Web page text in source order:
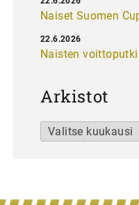
Naiset Suomen
Naisten
22.6.2026
Arkistot
Arkistot